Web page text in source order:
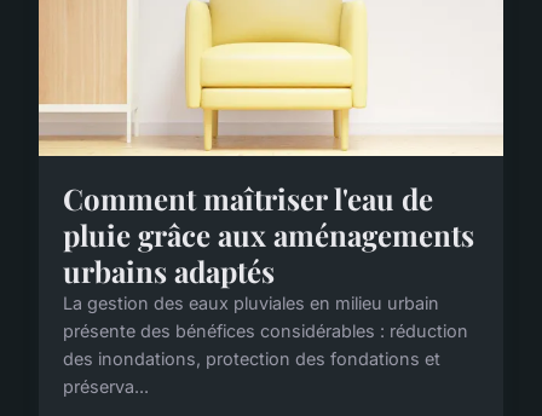
Comment maîtriser l'eau de
pluie grâce aux aménagements
urbains adaptés
La gestion des eaux pluviales en milieu urbain
présente des bénéfices considérables : réduction
des inondations, protection des fondations et
préserva...